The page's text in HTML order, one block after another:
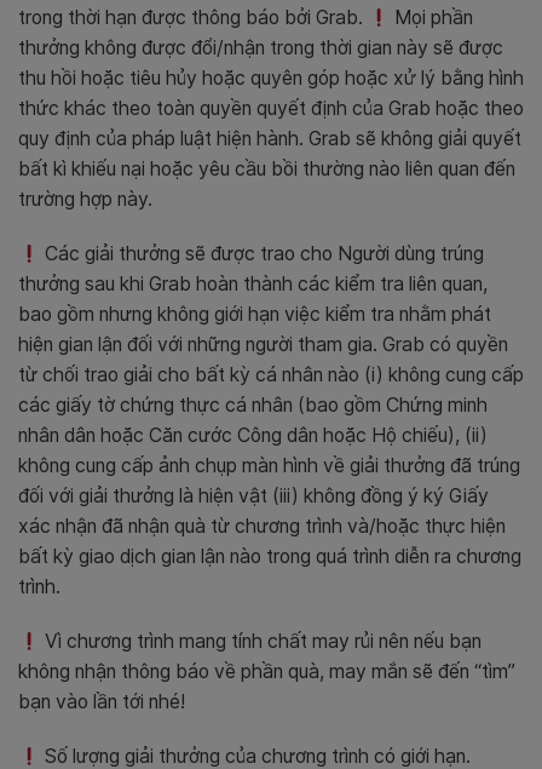
trong thời hạn được thông báo bởi Grab.
Mọi phần
thưởng không được đổi/nhận trong thời gian này sẽ được
thu hồi hoặc tiêu hủy hoặc quyên góp hoặc xử lý bằng hình
thức khác theo toàn quyền quyết định của Grab hoặc theo
quy định của pháp luật hiện hành. Grab sẽ không giải quyết
bất kì khiếu nại hoặc yêu cầu bồi thường nào liên quan đến
trường hợp này.
Các giải thưởng sẽ được trao cho Người dùng trúng
thưởng sau khi Grab hoàn thành các kiểm tra liên quan,
bao gồm nhưng không giới hạn việc kiểm tra nhằm phát
hiện gian lận đối với những người tham gia. Grab có quyền
từ chối trao giải cho bất kỳ cá nhân nào (i) không cung cấp
các giấy tờ chứng thực cá nhân (bao gồm Chứng minh
nhân dân hoặc Căn cước Công dân hoặc Hộ chiếu), (ii)
không cung cấp ảnh chụp màn hình về giải thưởng đã trúng
đối với giải thưởng là hiện vật (iii) không đồng ý ký Giấy
xác nhận đã nhận quà từ chương trình và/hoặc thực hiện
bất kỳ giao dịch gian lận nào trong quá trình diễn ra chương
trình.
Vì chương trình mang tính chất may rủi nên nếu bạn
không nhận thông báo về phần quà, may mắn sẽ đến “tìm”
bạn vào lần tới nhé!
Số lượng giải thưởng của chương trình có giới hạn.